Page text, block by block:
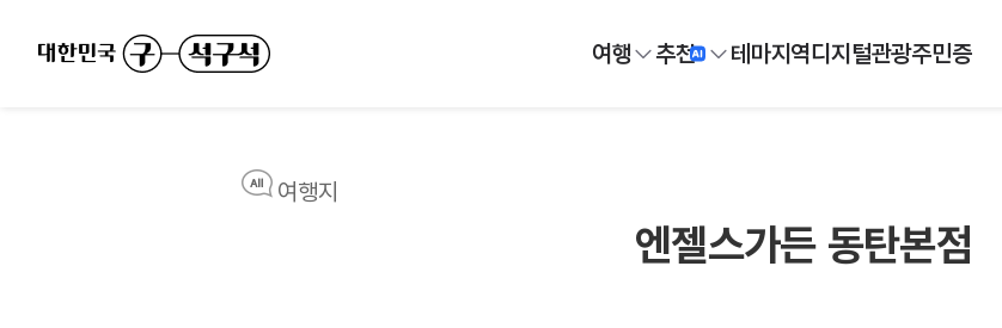
여행 추천 테마지역디지털관광주민증
여행지
엔젤스가든 동탄본점